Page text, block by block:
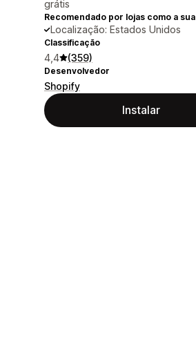
grátis
Recomendado por lojas como a sua
Localização: Estados Unidos
Classificação
4,4 (359)
Desenvolvedor
Shopify
Instalar